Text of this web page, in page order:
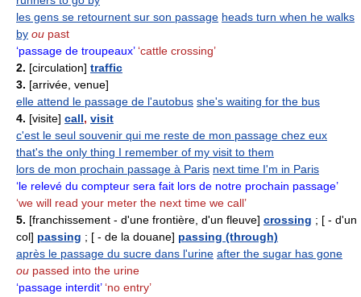
les gens se retournent sur son passage heads turn when he walks
by ou past
‘passage de troupeaux’‘cattle crossing’
2. [circulation] traffic
3. [arrivée, venue]
elle attend le passage de l'autobus she's waiting for the bus
4. [visite] call, visit
c'est le seul souvenir qui me reste de mon passage chez eux
that's the only thing I remember of my visit to them
lors de mon prochain passage à Paris next time I'm in Paris
‘le relevé du compteur sera fait lors de notre prochain passage’
‘we will read your meter the next time we call’
5. [franchissement - d'une frontière, d'un fleuve] crossing ; [ - d'un
col] passing ; [ - de la douane] passing (through)
après le passage du sucre dans l'urine after the sugar has gone
ou passed into the urine
‘passage interdit’‘no entry’